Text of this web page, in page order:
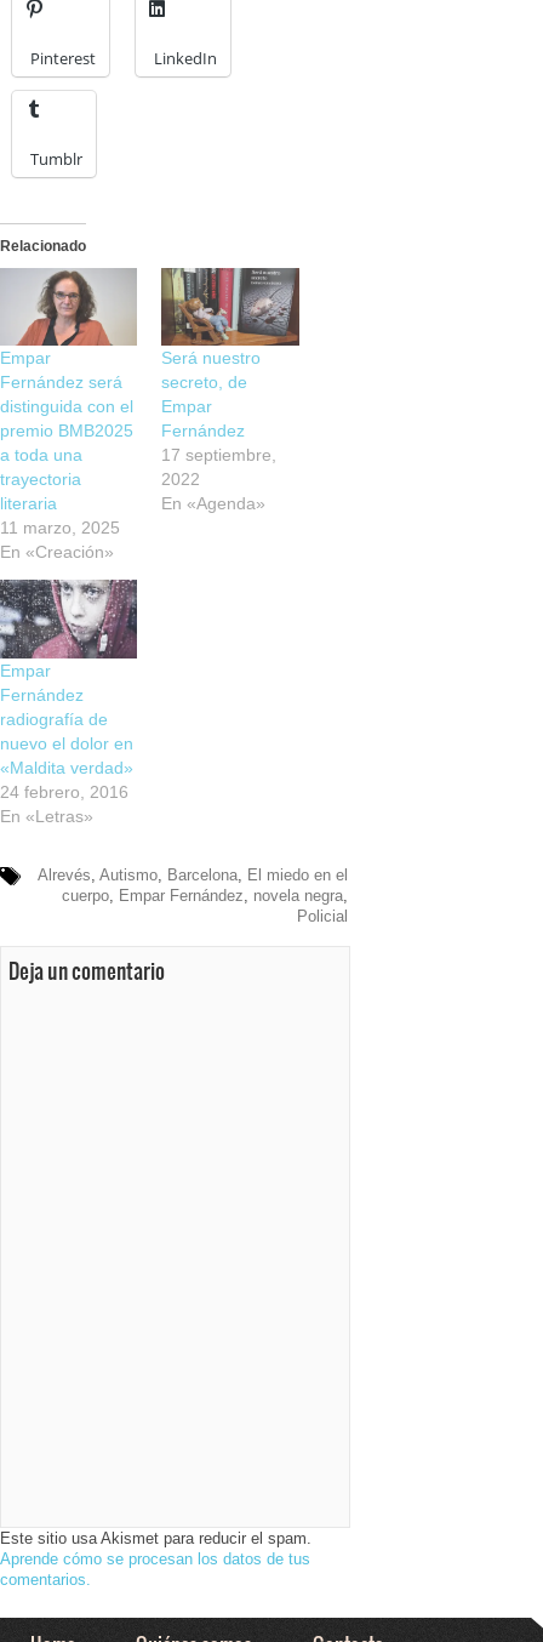
Pinterest LinkedIn
Tumblr
Relacionado
Empar
Fernández será
distinguida con el
premio BMB2025
a toda una
trayectoria
literaria
11 marzo, 2025
En «Creación»
Será nuestro
secreto, de
Empar
Fernández
17 septiembre,
2022
En «Agenda»
Empar
Fernández
radiografía de
nuevo el dolor en
«Maldita verdad»
24 febrero, 2016
En «Letras»
Alrevés, Autismo, Barcelona, El miedo en el
cuerpo, Empar Fernández, novela negra,
Policial
Deja un comentario
Este sitio usa Akismet para reducir el spam.
Aprende cómo se procesan los datos de tus
comentarios.